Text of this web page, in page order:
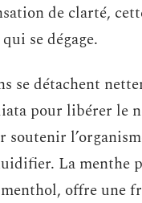
de clarté,
se dégage.
se détachent
pour libérer le
soutenir
La menthe
offre une